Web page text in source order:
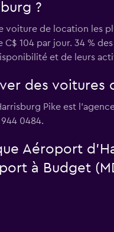
?
voiture de location les
C$ 104 par jour. 34 %
et de leurs
des voitures
Pike est
944 0484.
Aéroport
à Budget